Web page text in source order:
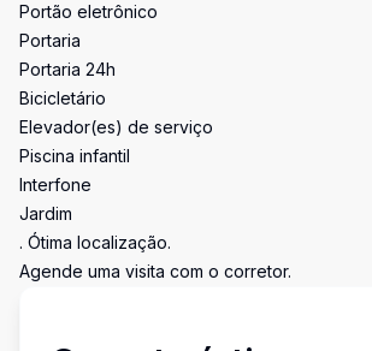
Portão eletrônico
Portaria
Portaria 24h
Bicicletário
Elevador(es) de serviço
Piscina infantil
Interfone
Jardim
. Ótima localização.
Agende uma visita com o corretor.